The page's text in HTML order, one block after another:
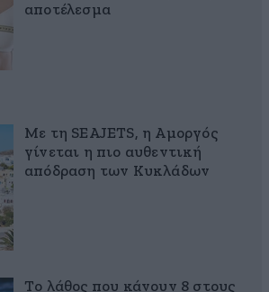
αποτέλεσμα
Με τη SEAJETS, η Αμοργός
γίνεται η πιο αυθεντική
απόδραση των Κυκλάδων
Το λάθος που κάνουν 8 στους